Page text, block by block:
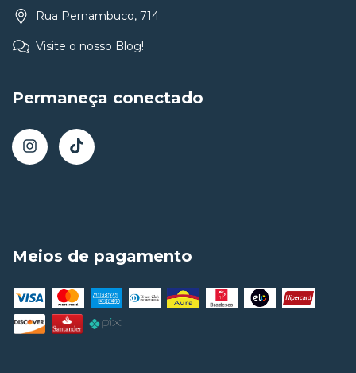
Rua Pernambuco, 714
Visite o nosso Blog!
Permaneça conectado
Meios de pagamento